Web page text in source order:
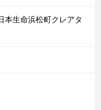
本生命浜松町クレアタ